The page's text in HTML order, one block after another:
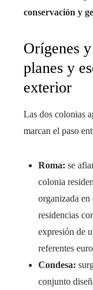
conservación y
Orígenes
planes y
exterior
Las dos colonias
marcan el paso
Roma: se
colonia
organizada
residencias
expresión de
referentes
Condesa:
conjunto